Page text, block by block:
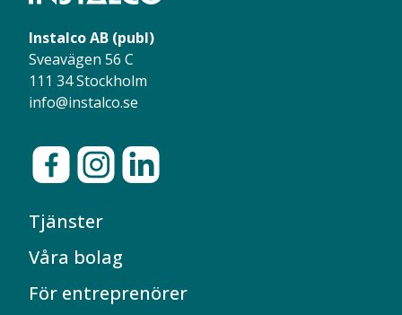
Instalco AB (publ)
Sveavägen 56 C
111 34 Stockholm
info@instalco.se
Tjänster
Våra bolag
För entreprenörer